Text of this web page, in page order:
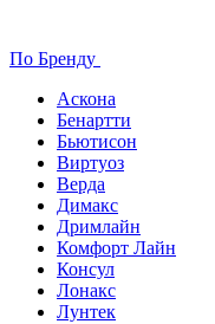
По Бренду
Аскона
Бенартти
Бьютисон
Виртуоз
Верда
Димакс
Дримлайн
Комфорт Лайн
Консул
Лонакс
Лунтек